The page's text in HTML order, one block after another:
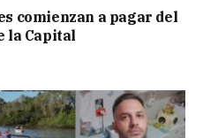
comienzan a pagar del
la Capital